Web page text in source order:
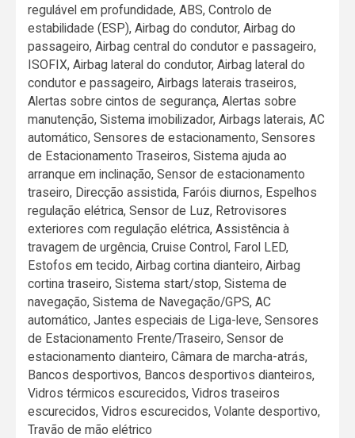
regulável em profundidade, ABS, Controlo de
estabilidade (ESP), Airbag do condutor, Airbag do
passageiro, Airbag central do condutor e passageiro,
ISOFIX, Airbag lateral do condutor, Airbag lateral do
condutor e passageiro, Airbags laterais traseiros,
Alertas sobre cintos de segurança, Alertas sobre
manutenção, Sistema imobilizador, Airbags laterais, AC
automático, Sensores de estacionamento, Sensores
de Estacionamento Traseiros, Sistema ajuda ao
arranque em inclinação, Sensor de estacionamento
traseiro, Direcção assistida, Faróis diurnos, Espelhos
regulação elétrica, Sensor de Luz, Retrovisores
exteriores com regulação elétrica, Assistência à
travagem de urgência, Cruise Control, Farol LED,
Estofos em tecido, Airbag cortina dianteiro, Airbag
cortina traseiro, Sistema start/stop, Sistema de
navegação, Sistema de Navegação/GPS, AC
automático, Jantes especiais de Liga-leve, Sensores
de Estacionamento Frente/Traseiro, Sensor de
estacionamento dianteiro, Câmara de marcha-atrás,
Bancos desportivos, Bancos desportivos dianteiros,
Vidros térmicos escurecidos, Vidros traseiros
escurecidos, Vidros escurecidos, Volante desportivo,
Travão de mão elétrico